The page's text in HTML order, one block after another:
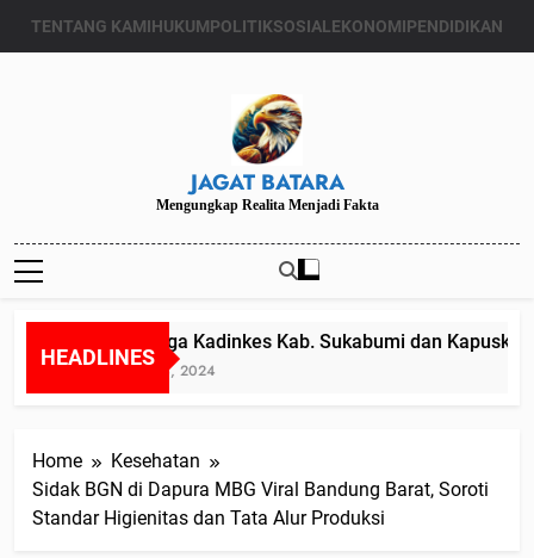
TENTANG KAMIHUKUMPOLITIKSOSIALEKONOMIPENDIDIKAN
JAGAT BATARA
Mengungkap Realita Menjadi Fakta
HEADLINES
Diduga Kadinkes Kab. Sukabumi dan
Juli 24, 2024
Home
Kesehatan
Sidak BGN di Dapura MBG Viral Bandung Barat, Soroti
Standar Higienitas dan Tata Alur Produksi